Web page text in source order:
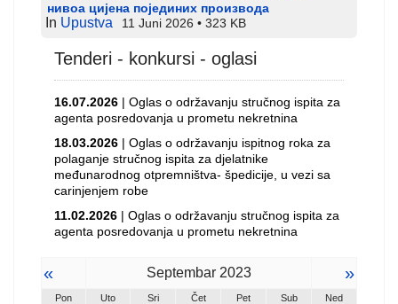
нивоа цијена појединих производа
In Upustva 11 Juni 2026 323 KB
Tenderi - konkursi - oglasi
16.07.2026 | Oglas o održavanju stručnog ispita za
agenta posredovanja u prometu nekretnina
18.03.2026 | Oglas o održavanju ispitnog roka za
polaganje stručnog ispita za djelatnike
međunarodnog otpremništva- špedicije, u vezi sa
carinjenjem robe
11.02.2026 | Oglas o održavanju stručnog ispita za
agenta posredovanja u prometu nekretnina
« Septembar 2023 »
Pon Uto Sri Čet Pet Sub Ned